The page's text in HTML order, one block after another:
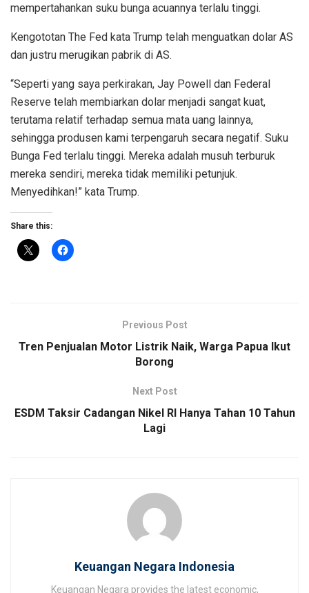
mempertahankan suku bunga acuannya terlalu tinggi.
Kengototan The Fed kata Trump telah menguatkan dolar AS
dan justru merugikan pabrik di AS.
“Seperti yang saya perkirakan, Jay Powell dan Federal
Reserve telah membiarkan dolar menjadi sangat kuat,
terutama relatif terhadap semua mata uang lainnya,
sehingga produsen kami terpengaruh secara negatif. Suku
Bunga Fed terlalu tinggi. Mereka adalah musuh terburuk
mereka sendiri, mereka tidak memiliki petunjuk.
Menyedihkan!” kata Trump.
Share this:
Previous Post
Tren Penjualan Motor Listrik Naik, Warga Papua Ikut
Borong
Next Post
ESDM Taksir Cadangan Nikel RI Hanya Tahan 10 Tahun
Lagi
Keuangan Negara Indonesia
Keuangan Negara provides the latest economic,